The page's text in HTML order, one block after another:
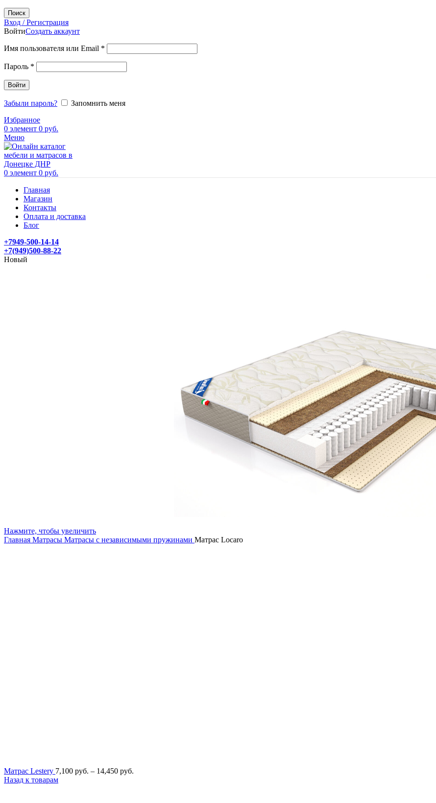
Поиск
Вход / Регистрация
ВойтиСоздать аккаунт
Имя пользователя или Email *
Пароль *
Войти
Забыли пароль?
Запомнить меня
Избранное
0 элемент 0 руб.
Меню
0 элемент 0 руб.
Главная
Магазин
Контакты
Оплата и доставка
Блог
+7949-500-14-14
+7(949)500-88-22
Новый
Нажмите, чтобы увеличить
Главная Матрасы Матрасы с независимыми пружинами Матрас Locaro
Матрас Lestery 7,100 руб. – 14,450 руб.
Назад к товарам